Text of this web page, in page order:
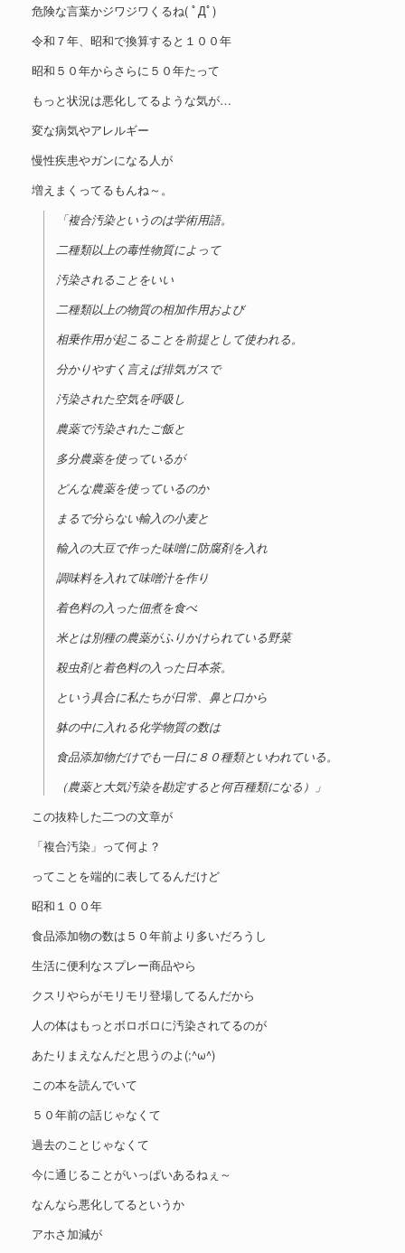
危険な言葉かジワジワくるね( ﾟДﾟ)
令和７年、昭和で換算すると１００年
昭和５０年からさらに５０年たって
もっと状況は悪化してるような気が…
変な病気やアレルギー
慢性疾患やガンになる人が
増えまくってるもんね～。
「複合汚染というのは学術用語。
二種類以上の毒性物質によって
汚染されることをいい
二種類以上の物質の相加作用および
相乗作用が起こることを前提として使われる。
分かりやすく言えば排気ガスで
汚染された空気を呼吸し
農薬で汚染されたご飯と
多分農薬を使っているが
どんな農薬を使っているのか
まるで分らない輸入の小麦と
輸入の大豆で作った味噌に防腐剤を入れ
調味料を入れて味噌汁を作り
着色料の入った佃煮を食べ
米とは別種の農薬がふりかけられている野菜
殺虫剤と着色料の入った日本茶。
という具合に私たちが日常、鼻と口から
躰の中に入れる化学物質の数は
食品添加物だけでも一日に８０種類といわれている。
（農薬と大気汚染を勘定すると何百種類になる）」
この抜粋した二つの文章が
「複合汚染」って何よ？
ってことを端的に表してるんだけど
昭和１００年
食品添加物の数は５０年前より多いだろうし
生活に便利なスプレー商品やら
クスリやらがモリモリ登場してるんだから
人の体はもっとボロボロに汚染されてるのが
あたりまえなんだと思うのよ(;^ω^)
この本を読んでいて
５０年前の話じゃなくて
過去のことじゃなくて
今に通じることがいっぱいあるねぇ～
なんなら悪化してるというか
アホさ加減が